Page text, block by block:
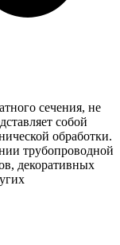
сечения, не
собой
обработки.
трубопроводной
декоративных